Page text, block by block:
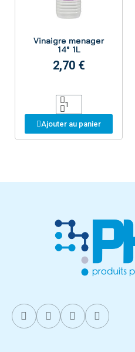
Vinaigre menager
14° 1L
2,70 €
Ajouter au panier